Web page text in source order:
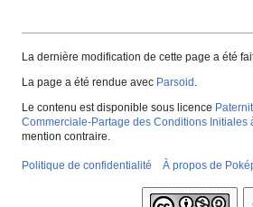
La dernière modification de cette page a été
La page a été rendue avec Parsoid .
Le contenu est disponible sous licence
Commerciale-Partage des Conditions Initiales
mention contraire.
Politique de confidentialité À propos de